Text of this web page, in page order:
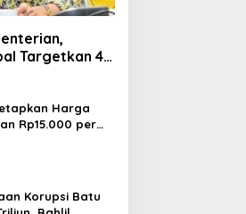
Targetkan 40
Harga
Rp15.000 per
untuk Kapal 30-
Korupsi Batu